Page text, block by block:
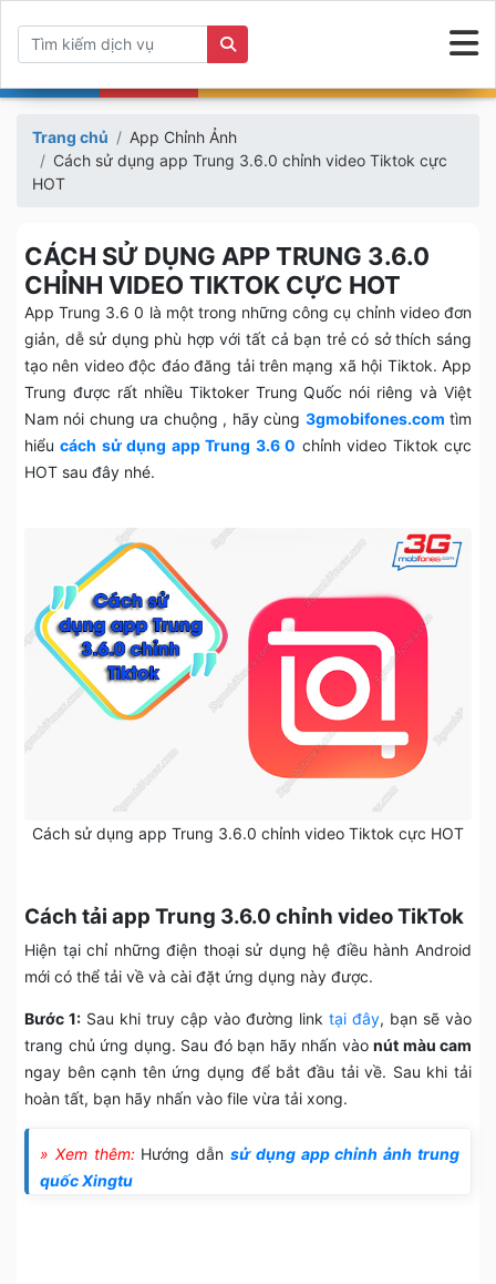
Trang chủ
App Chỉnh Ảnh
Cách sử dụng app Trung 3.6.0 chỉnh video Tiktok cực
HOT
CÁCH SỬ DỤNG APP TRUNG 3.6.0
CHỈNH VIDEO TIKTOK CỰC HOT
App Trung 3.6 0 là một trong những công cụ chỉnh video đơn
giản, dễ sử dụng phù hợp với tất cả bạn trẻ có sở thích sáng
tạo nên video độc đáo đăng tải trên mạng xã hội Tiktok. App
Trung được rất nhiều Tiktoker Trung Quốc nói riêng và Việt
Nam nói chung ưa chuộng , hãy cùng 3gmobifones.com tìm
hiểucách sử dụng app Trung 3.6 0 chỉnh video Tiktok cực
HOT sau đây nhé.
Cách sử dụng app Trung 3.6.0 chỉnh video Tiktok cực HOT
Cách tải app Trung 3.6.0 chỉnh video TikTok
Hiện tại chỉ những điện thoại sử dụng hệ điều hành Android
mới có thể tải về và cài đặt ứng dụng này được.
Bước 1: Sau khi truy cập vào đường link tại đây, bạn sẽ vào
trang chủ ứng dụng. Sau đó bạn hãy nhấn vào nút màu cam
ngay bên cạnh tên ứng dụng để bắt đầu tải về. Sau khi tải
hoàn tất, bạn hãy nhấn vào file vừa tải xong.
» Xem thêm:Hướng dẫnsử dụng app chỉnh ảnh trung
quốc Xingtu